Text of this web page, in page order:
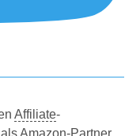
Affiliate-